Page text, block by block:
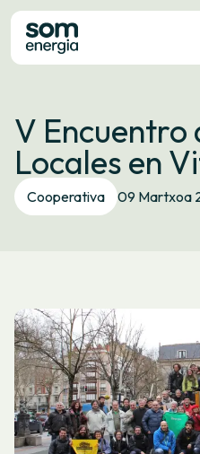
Tarifak
Zerbitzuak
Enpresak
Kooperatiba
Hizkuntza: ES CA
V Encuentro
Locales en
Cooperativa 09 Martxoa